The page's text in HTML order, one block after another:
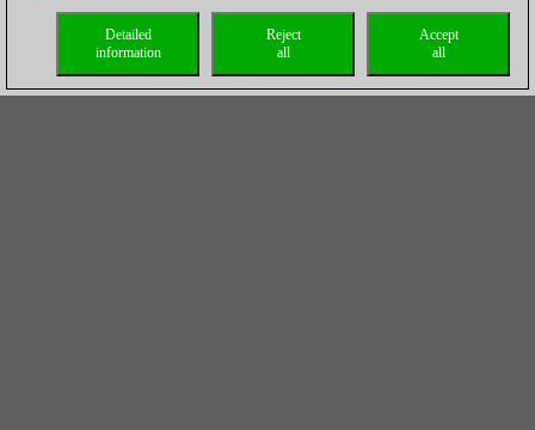
Accept
all
Reject
all
Detailed
information